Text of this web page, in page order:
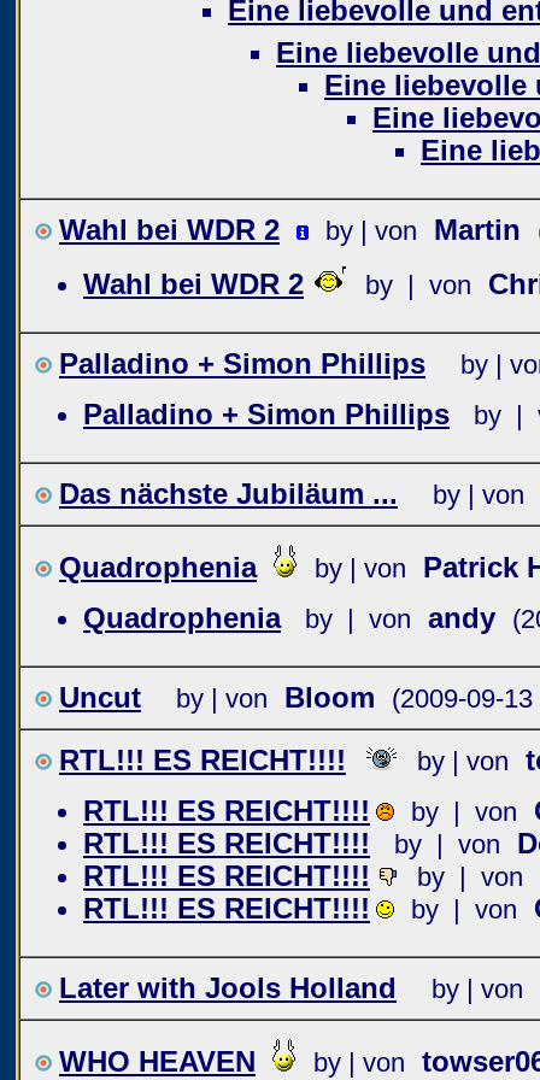
Eine liebevolle und
Eine liebevolle
Eine liebevolle
Eine
Eine
Wahl bei WDR 2 by | von Martin
Wahl bei WDR 2 by | von
Palladino + Simon Phillips by |
Palladino + Simon Phillips by |
Das nächste Jubiläum ... by | von
Quadrophenia by | von
Patrick
Quadrophenia
by | von andy
Uncut by | von Bloom (2009-09-
RTL!!! ES REICHT!!!! by | von
RTL!!! ES REICHT!!!!
by | von
RTL!!! ES REICHT!!!!
by | von
RTL!!! ES REICHT!!!!
by | von
RTL!!! ES REICHT!!!! by | von
Later with Jools Holland by | von
WHO HEAVEN by | von